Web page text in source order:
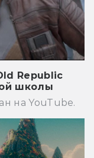
Republic
школы
на YouTube.